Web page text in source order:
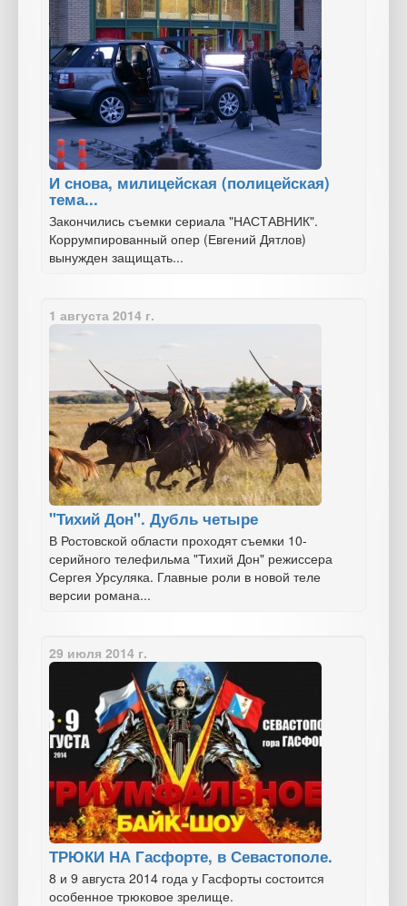
И снова, милицейская (полицейская)
тема...
Закончились съемки сериала "НАСТАВНИК".
Коррумпированный опер (Евгений Дятлов)
вынужден защищать...
1 августа 2014 г.
"Тихий Дон". Дубль четыре
В Ростовской области проходят съемки 10-
серийного телефильма "Тихий Дон" режиссера
Сергея Урсуляка. Главные роли в новой теле
версии романа...
29 июля 2014 г.
ТРЮКИ НА Гасфорте, в Севастополе.
8 и 9 августа 2014 года у Гасфорты состоится
особенное трюковое зрелище.